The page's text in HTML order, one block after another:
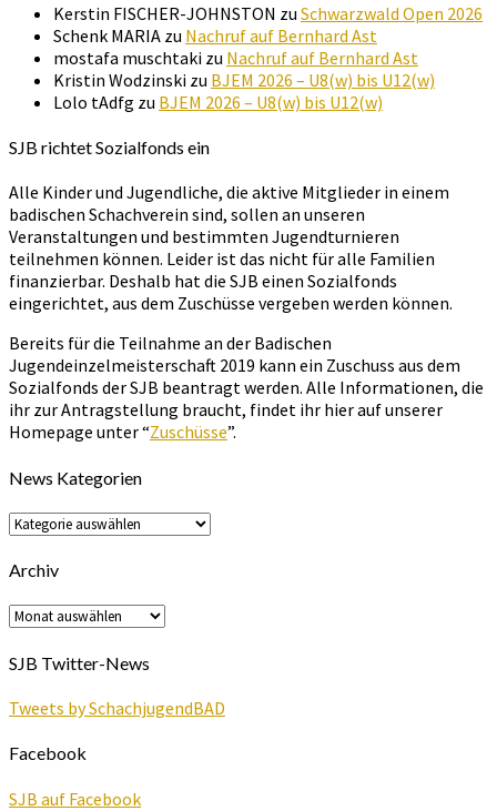
Kerstin FISCHER-JOHNSTON zu Schwarzwald Open 2026
Schenk MARIA zu Nachruf auf Bernhard Ast
mostafa muschtaki zu Nachruf auf Bernhard Ast
Kristin Wodzinski zu BJEM 2026 – U8(w) bis U12(w)
Lolo tAdfg zu BJEM 2026 – U8(w) bis U12(w)
SJB richtet Sozialfonds ein
Alle Kinder und Jugendliche, die aktive Mitglieder in einem
badischen Schachverein sind, sollen an unseren
Veranstaltungen und bestimmten Jugendturnieren
teilnehmen können. Leider ist das nicht für alle Familien
finanzierbar. Deshalb hat die SJB einen Sozialfonds
eingerichtet, aus dem Zuschüsse vergeben werden können.
Bereits für die Teilnahme an der Badischen
Jugendeinzelmeisterschaft 2019 kann ein Zuschuss aus dem
Sozialfonds der SJB beantragt werden. Alle Informationen, die
ihr zur Antragstellung braucht, findet ihr hier auf unserer
Homepage unter “Zuschüsse”.
News Kategorien
News
Kategorien
Archiv
Archiv
SJB Twitter-News
Tweets by SchachjugendBAD
Facebook
SJB auf Facebook